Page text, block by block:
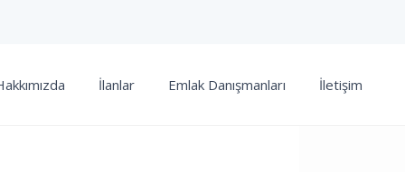
İlanlar Emlak Danışmanları İletişim